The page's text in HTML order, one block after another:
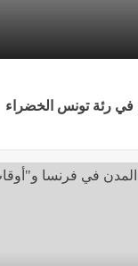
في رئة تونس الخضراء